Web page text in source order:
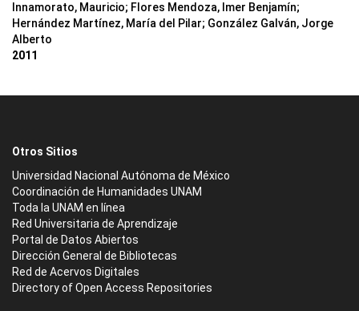
Innamorato, Mauricio; Flores Mendoza, Imer Benjamín;
Hernández Martínez, María del Pilar; González Galván, Jorge
Alberto
2011
Otros Sitios
Universidad Nacional Autónoma de México
Coordinación de Humanidades UNAM
Toda la UNAM en línea
Red Universitaria de Aprendizaje
Portal de Datos Abiertos
Dirección General de Bibliotecas
Red de Acervos Digitales
Directory of Open Access Repositories